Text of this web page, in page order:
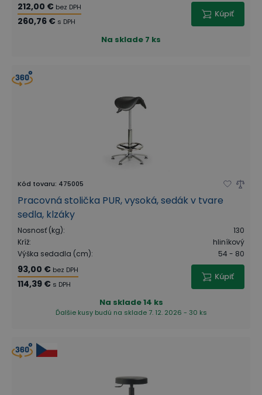
212,00 € bez DPH
260,76 € s DPH
Kúpiť
Na sklade 7 ks
Kód tovaru: 475005
Pracovná stolička PUR, vysoká, sedák v tvare
sedla, klzáky
Nosnosť (kg):
130
Kríž:
hliníkový
Výška sedadla (cm): 54 - 80
93,00 € bez DPH
114,39 € s DPH
Kúpiť
Na sklade14 ks
Ďalšie kusy budú na sklade 7. 12. 2026 - 30 ks